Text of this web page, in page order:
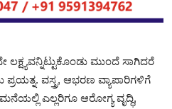
ಲಕ್ಷ್ಯವನ್ನಿಟ್ಟುಕೊಂಡು ಮುಂದೆ ಸಾಗಿದರೆ
ವಸ್ತ್ರ, ಆಭರಣ ವ್ಯಾಪಾರಿಗಳಿಗೆ
ಎಲ್ಲರಿಗೂ ಆರೋಗ್ಯ ವೃದ್ಧಿ,